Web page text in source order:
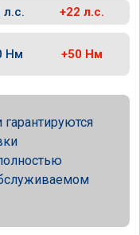
л.с. +22 л.с.
Нм +50 Нм